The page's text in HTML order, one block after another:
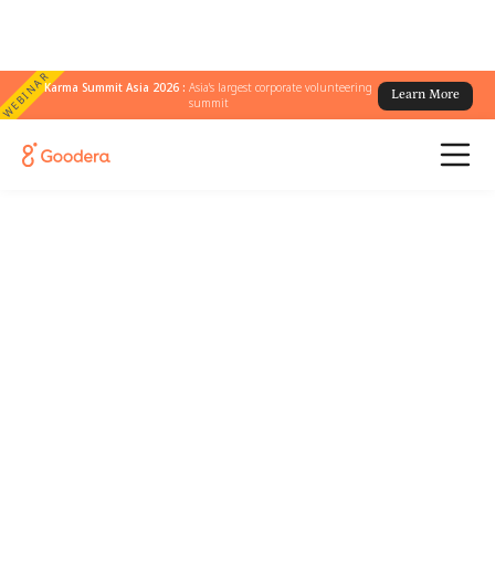
WEBINARKarma Summit Asia 2026 :Asia's largest corporate volunteering
summit
Learn More